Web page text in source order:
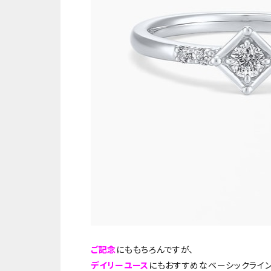
ご記念にももちろんですが、
デイリーユース にもおすすめなベーシックライ